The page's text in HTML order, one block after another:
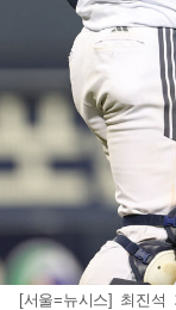
[서울=뉴시스] 최진